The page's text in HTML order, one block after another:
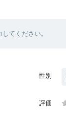
てください。
性別
評価